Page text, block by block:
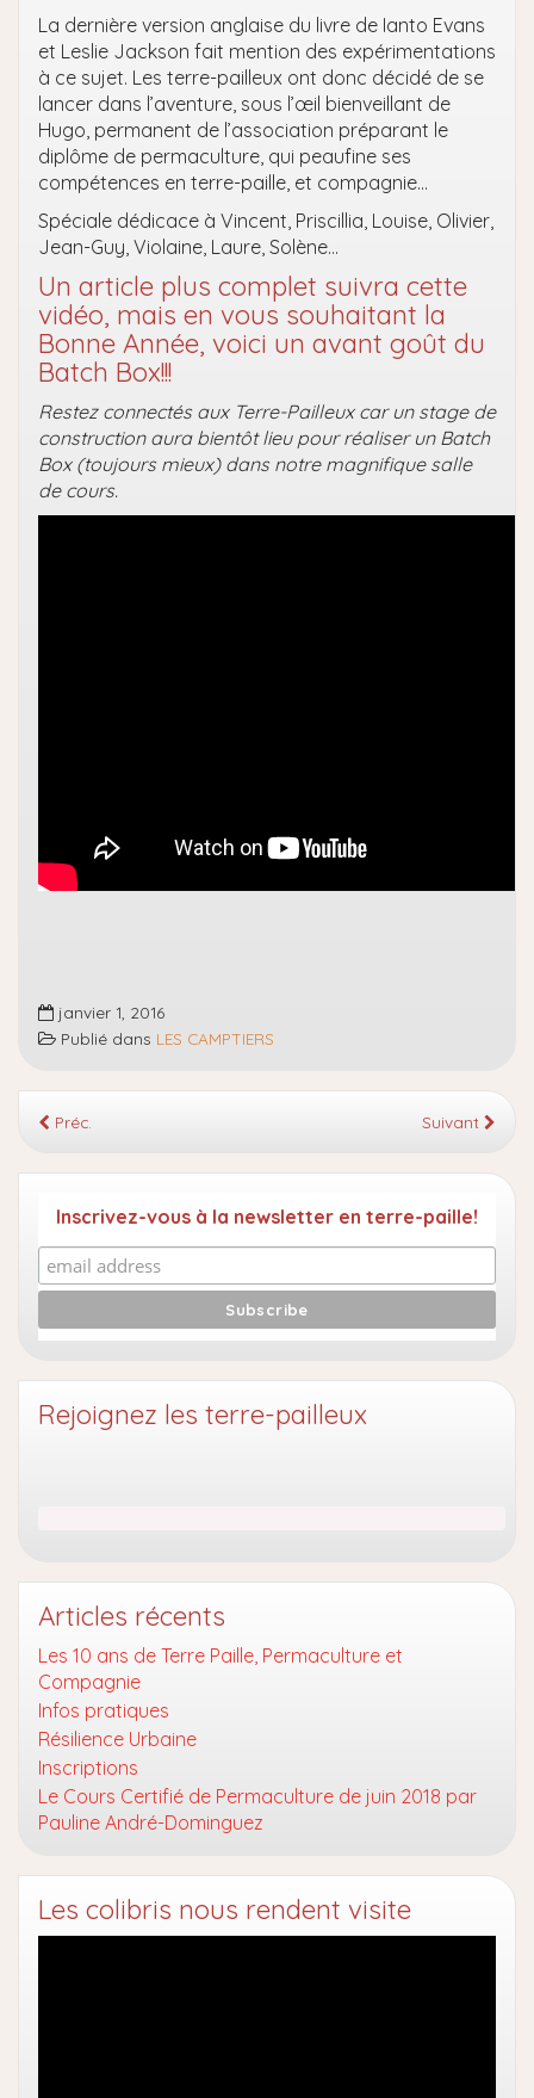
La dernière version anglaise du livre de Ianto Evans
et Leslie Jackson fait mention des expérimentations
à ce sujet. Les terre-pailleux ont donc décidé de se
lancer dans l’aventure, sous l’œil bienveillant de
Hugo, permanent de l’association préparant le
diplôme de permaculture, qui peaufine ses
compétences en terre-paille, et compagnie…
Spéciale dédicace à Vincent, Priscillia, Louise, Olivier,
Jean-Guy, Violaine, Laure, Solène…
Un article plus complet suivra cette
vidéo, mais en vous souhaitant la
Bonne Année, voici un avant goût du
Batch Box!!!
Restez connectés aux Terre-Pailleux car un stage de
construction aura bientôt lieu pour réaliser un Batch
Box (toujours mieux) dans notre magnifique salle
de cours.
janvier 1, 2016
Publié dans LES CAMPTIERS
Préc. Suivant
Inscrivez-vous à la newsletter en terre-paille!
Rejoignez les terre-pailleux
Articles récents
Les 10 ans de Terre Paille, Permaculture et
Compagnie
Infos pratiques
Résilience Urbaine
Inscriptions
Le Cours Certifié de Permaculture de juin 2018 par
Pauline André-Dominguez
Les colibris nous rendent visite